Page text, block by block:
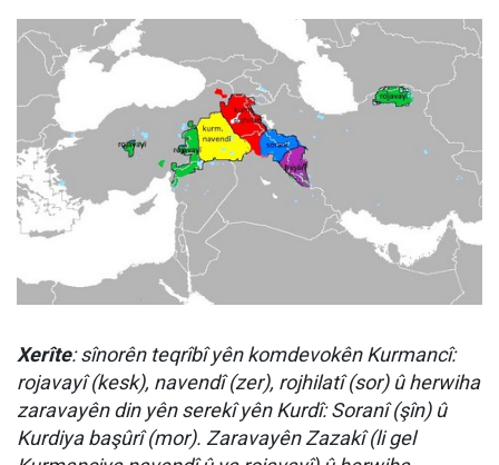
Xerîte: sînorên teqrîbî yên komdevokên Kurmancî:
rojavayî (kesk), navendî (zer), rojhilatî (sor) û herwiha
zaravayên din yên serekî yên Kurdî: Soranî (şîn) û
Kurdiya başûrî (mor). Zaravayên Zazakî (li gel